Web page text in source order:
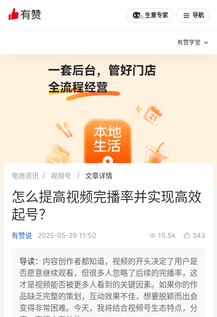
生意专家 导航
有赞学堂
增长方法
有赞专家说
新零售最佳实践
面对面聊增长
新零售大会
增长产品指南
智库 产品场景库
文章 问诊 分享
电商资讯 视频号 文章详情
怎么提高视频完播率并实现高效
起号？
有赞说 2025-05-29 11:50 15.5k 343
导读： 内容创作者都知道，视频的开头决定了用户是
否愿意继续观看，但很多人忽略了后续的完播率，这
才是视频能否被更多人看到的关键因素。如果你的作
品缺乏完整的策划，互动效果不佳，想要脱颖而出会
变得非常困难。今天，我将结合视频号生态特点，分